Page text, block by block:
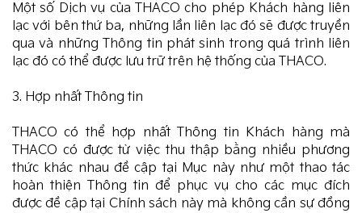
Một số Dịch vụ của THACO cho phép Khách hàng liên
lạc với bên thứ ba, những lần liên lạc đó sẽ được truyền
qua và những Thông tin phát sinh trong quá trình liên
lạc đó có thể được lưu trữ trên hệ thống của THACO.
3. Hợp nhất Thông tin
THACO có thể hợp nhất Thông tin Khách hàng mà
THACO có được từ việc thu thập bằng nhiều phương
thức khác nhau đề cập tại Mục này như một thao tác
hoàn thiện Thông tin để phục vụ cho các mục đích
được đề cập tại Chính sách này mà không cần sự đồng